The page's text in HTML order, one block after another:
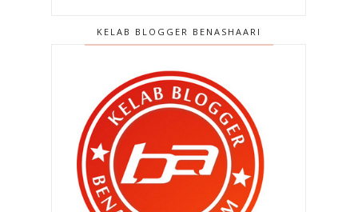
►Disember 2011(303)
Oktober 2011(418)
▼ September 2011 (390)
Akan ku miliki hatimu itu .. (2:19)
Tersembur air ! Khairul Fahmi
didapati bersalah ke...
"Kalau abang tidur rumah
KELAB BLOGGER BENASHAARI